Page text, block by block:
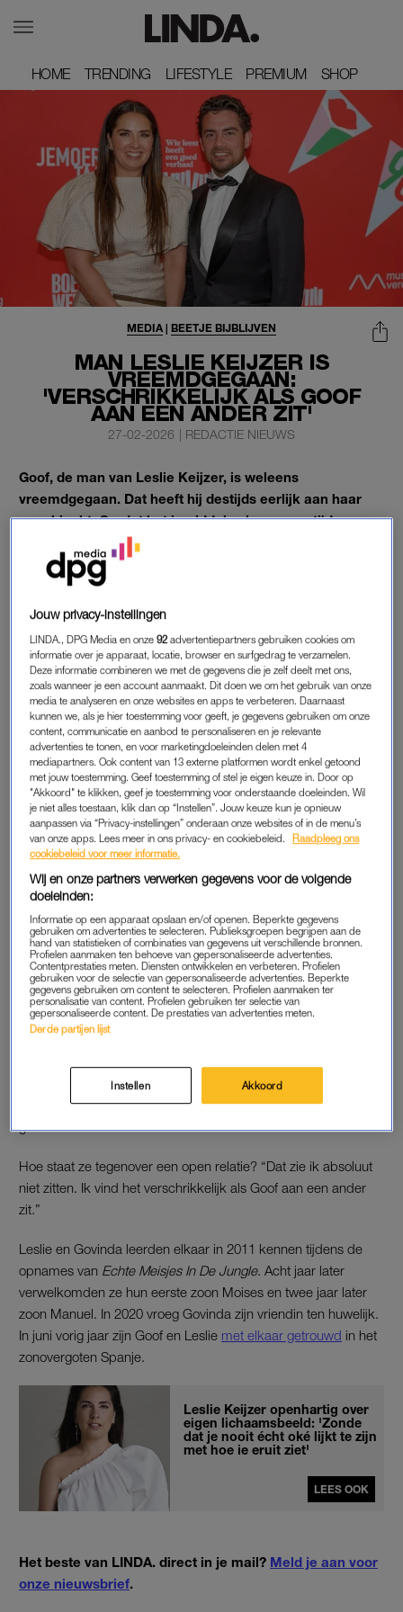
HOME
HOME TRENDING
TRENDING LIFESTYLE
LIFESTYLE PREMIUM
PREMIUM SHOP
SHOP
MAN LESLIE KEIJZER IS
VREEMDGEGAAN:
'VERSCHRIKKELIJK ALS GOOF
AAN EEN ANDER ZIT'
MEDIA | BEETJE BIJBLIJVEN
27-02-2026 | REDACTIE NIEUWS
Goof, de man van Leslie Keijzer, is weleens
vreemdgegaan. Dat heeft hij destijds eerlijk aan haar
opgebiecht. Omdat het inmiddels alweer een tijd
geleden is, kan de echte Gooische moeder er nu
makkelijk over praten.
die ik weet”, vertelt ze lachend in de podcast
Lounge.
MAN LESLIE KEIJZER IS
VREEMDGEGAAN
Durft ze dan ook deel te nemen aanTemptation Island
daar niet aan meedoen. Mijn vent gaat ook vreemd, dus daar
ga ik echt niet aan meedoen om het nog een keer erger te
zien.”
Ze vindt monogamie een lastig fenomeen. “Ja, ik vind dat
moeilijk”, vertelt Leslie. “Dieren gaan ook vreemd. Monogamie
is iets wat we hebben bedacht.”
Zelf heeft ze nooit een scheve schaats gereden. Ze vond het
ook heel moeilijk om te horen dat Goof met een ander het bed
had gedeeld. Maar ze hebben de relatie wel weten te redden.
MONOGAMIE
het met iedereen mag doen, dan zou het ook veel minder
gebeuren en zou ik het allemaal niet zo erg hebben
gevonden.”
Hoe staat ze tegenover een open relatie? “Dat zie ik absoluut
niet zitten. Ik vind het verschrikkelijk als Goof aan een ander
zit.”
Leslie en Govinda leerden elkaar in 2011 kennen tijdens de
opnames van Echte Meisjes In De Jungle. Acht jaar later
verwelkomden ze hun eerste zoon Moises en twee jaar later
zoon Manuel. In 2020 vroeg Govinda zijn vriendin ten huwelijk.
In juni vorig jaar zijn Goof en Leslie met elkaar getrouwd in het
zonovergoten Spanje.
Leslie Keijzer openhartig over
eigen lichaamsbeeld: 'Zonde
dat je nooit écht oké lijkt te zijn
met hoe je eruit ziet'
LEES OOK
Het beste van LINDA. direct in je mail? Meld je aan voor
onze nieuwsbrief.
Jouw privacy-instellingen
LINDA., DPG Media en onze92 advertentiepartners gebruiken cookies om
informatie over je apparaat, locatie, browser en surfgedrag te verzamelen.
Deze informatie combineren we met de gegevens die je zelf deelt met ons,
zoals wanneer je een account aanmaakt. Dit doen we om het gebruik van onze
media te analyseren en onze websites en apps te verbeteren. Daarnaast
kunnen we, als je hier toestemming voor geeft, je gegevens gebruiken om onze
content, communicatie en aanbod te personaliseren en je relevante
advertenties te tonen, en voor marketingdoeleinden delen met 4
mediapartners. Ook content van 13 externe platformen wordt enkel getoond
met jouw toestemming. Geef toestemming of stel je eigen keuze in. Door op
"Akkoord" te klikken, geef je toestemming voor onderstaande doeleinden. Wil
je niet alles toestaan, klik dan op “Instellen”. Jouw keuze kun je opnieuw
aanpassen via “Privacy-instellingen” onderaan onze websites of in de menu’s
van onze apps. Lees meer in ons privacy- en cookiebeleid.
Raadpleeg ons
cookiebeleid voor meer informatie.
Wij en onze partners verwerken gegevens voor de volgende
doeleinden:
Informatie op een apparaat opslaan en/of openen. Beperkte gegevens
gebruiken om advertenties te selecteren. Publieksgroepen begrijpen aan de
hand van statistieken of combinaties van gegevens uit verschillende bronnen.
Profielen aanmaken ten behoeve van gepersonaliseerde advertenties.
Contentprestaties meten. Diensten ontwikkelen en verbeteren. Profielen
gebruiken voor de selectie van gepersonaliseerde advertenties. Beperkte
gegevens gebruiken om content te selecteren. Profielen aanmaken ter
personalisatie van content. Profielen gebruiken ter selectie van
gepersonaliseerde content. De prestaties van advertenties meten.
Derde partijen lijst
Instellen Akkoord